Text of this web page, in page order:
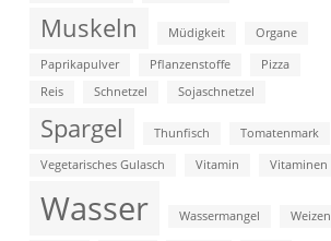
Muskeln Müdigkeit Organe
Paprikapulver Pflanzenstoffe
Pizza
Reis
Schnetzel Sojaschnetzel
Spargel Thunfisch Tomatenmark
Vegetarisches Gulasch Vitamin Vitaminen
Wasser Wassermangel Weizen